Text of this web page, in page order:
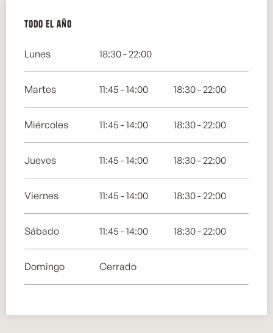
Todo el año
Todo el año
Lunes 18:30 - 22:00
Martes 11:45 - 14:00 18:30 - 22:00
Miércoles 11:45 - 14:00 18:30 - 22:00
Jueves 11:45 - 14:00 18:30 - 22:00
Viernes 11:45 - 14:00 18:30 - 22:00
Sábado 11:45 - 14:00 18:30 - 22:00
Domingo Cerrado